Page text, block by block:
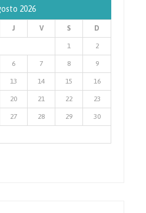
2026
J V S D
1 2
6 7 8 9
13 14 15 16
20 21 22 23
27 28 29 30